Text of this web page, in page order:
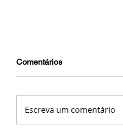
Comentários
Escreva um comentário